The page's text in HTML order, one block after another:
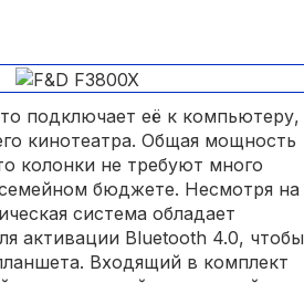
подключает её к компьютеру,
кинотеатра. Общая мощность
колонки не требуют много
бюджете. Несмотря на
система обладает
активации Bluetooth 4.0, чтобы
Входящий в комплект